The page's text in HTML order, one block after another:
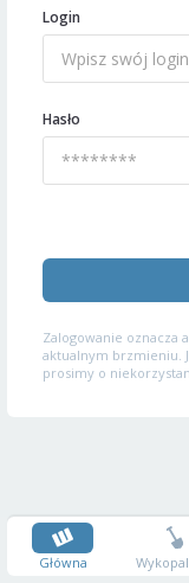
Login
Hasło
Zalogowanie oznacza
aktualnym brzmieniu.
prosimy o
Główna